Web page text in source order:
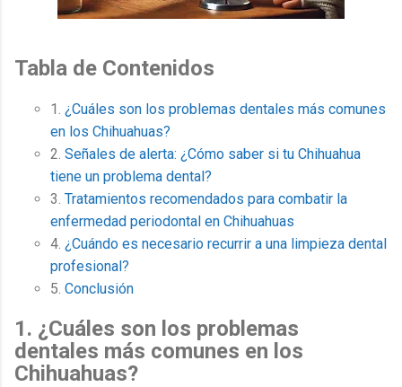
Tabla de Contenidos
1. ¿Cuáles son los problemas dentales más comunes
en los Chihuahuas?
2. Señales de alerta: ¿Cómo saber si tu Chihuahua
tiene un problema dental?
3. Tratamientos recomendados para combatir la
enfermedad periodontal en Chihuahuas
4. ¿Cuándo es necesario recurrir a una limpieza dental
profesional?
5. Conclusión
1. ¿Cuáles son los problemas
dentales más comunes en los
Chihuahuas?